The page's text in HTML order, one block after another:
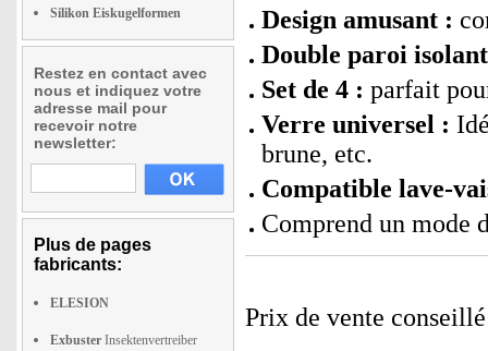
Silikon Eiskugelformen
Restez en contact avec
nous et indiquez votre
adresse mail pour
recevoir notre
newsletter:
Plus de pages
fabricants:
ELESION
Exbuster Insektenvertreiber
Design amusant :
Double paroi
Set de 4 : parfait
Verre universel :
brune, etc.
Compatible lave-
Comprend un mode
Prix de vente